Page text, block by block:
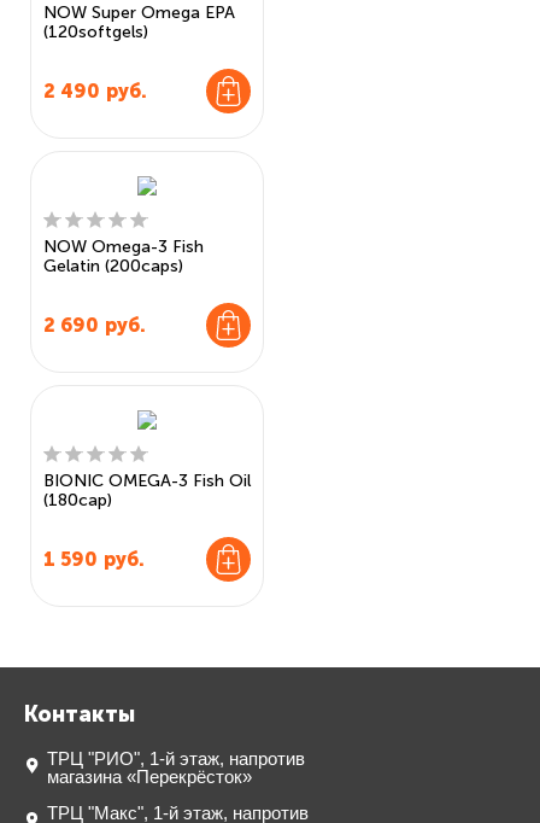
NOW Super Omega EPA
(120softgels)
2 490 руб.
NOW Omega-3 Fish
Gelatin (200caps)
2 690 руб.
BIONIC OMEGA-3 Fish Oil
(180cap)
1 590 руб.
Контакты
ТРЦ "РИО", 1-й этаж, напротив
магазина «Перекрёсток»
ТРЦ "Макс", 1-й этаж, напротив